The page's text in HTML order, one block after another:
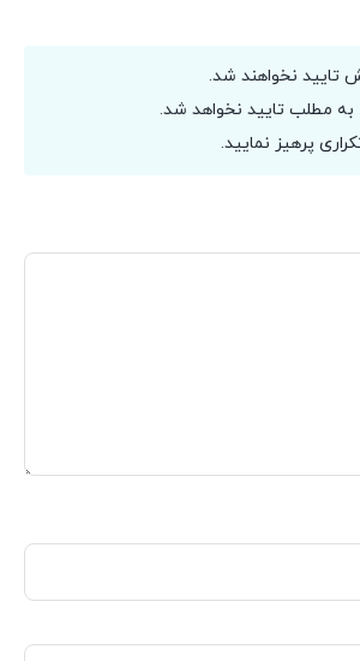
تایید نخواهند شد.
به مطلب تایید نخواهد شد.
پرهیز نمایید.